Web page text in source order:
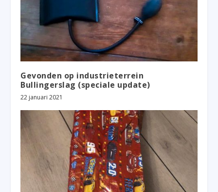
Gevonden op industrieterrein
Bullingerslag (speciale update)
22 januari 2021